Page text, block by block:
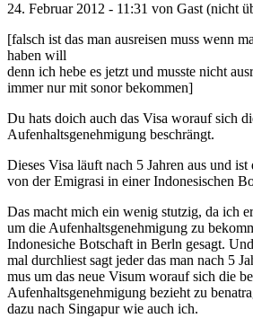
24. Februar 2012 - 11:31 von Gast (nicht
[falsch ist das man ausreisen muss wenn
haben will
denn ich hebe es jetzt und musste nicht
immer nur mit sonor bekommen]
Du hats doich auch das Visa worauf sich
Aufenhaltsgenehmigung beschrängt.
Dieses Visa läuft nach 5 Jahren aus und
von der Emigrasi in einer Indonesischen
Das macht mich ein wenig stutzig, da ich
um die Aufenhaltsgenehmigung zu
Indonesiche Botschaft in Berln gesagt.
mal durchliest sagt jeder das man nach 5
mus um das neue Visum worauf sich die
Aufenhaltsgenehmigung bezieht zu
dazu nach Singapur wie auch ich.